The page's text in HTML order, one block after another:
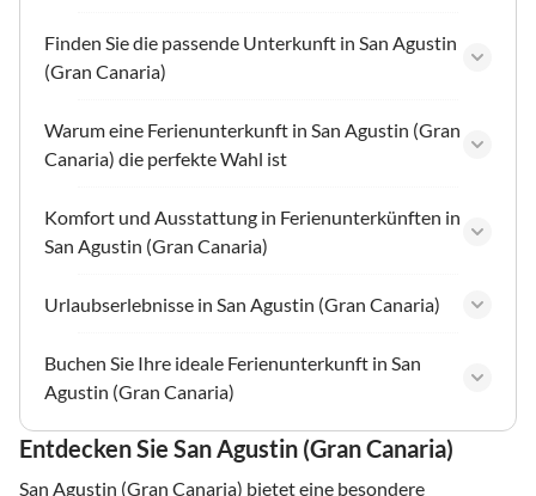
Finden Sie die passende Unterkunft in San Agustin
(Gran Canaria)
Warum eine Ferienunterkunft in San Agustin (Gran
Canaria) die perfekte Wahl ist
Komfort und Ausstattung in Ferienunterkünften in
San Agustin (Gran Canaria)
Urlaubserlebnisse in San Agustin (Gran Canaria)
Buchen Sie Ihre ideale Ferienunterkunft in San
Agustin (Gran Canaria)
Entdecken Sie San Agustin (Gran Canaria)
San Agustin (Gran Canaria) bietet eine besondere